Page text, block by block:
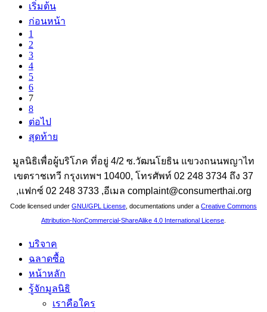
เริ่มต้น
ก่อนหน้า
1
2
3
4
5
6
7
8
ต่อไป
สุดท้าย
มูลนิธิเพื่อผู้บริโภค ที่อยู่ 4/2 ซ.วัฒนโยธิน แขวงถนนพญาไท
เขตราชเทวี กรุงเทพฯ 10400, โทรศัพท์ 02 248 3734 ถึง 37
,แฟกซ์ 02 248 3733 ,อีเมล complaint@consumerthai.org
Code licensed under GNU/GPL License , documentations under a Creative Commons
Attribution-NonCommercial-ShareAlike 4.0 International License
บริจาค
ฉลาดซื้อ
หน้าหลัก
รู้จักมูลนิธิ
เราคือใคร